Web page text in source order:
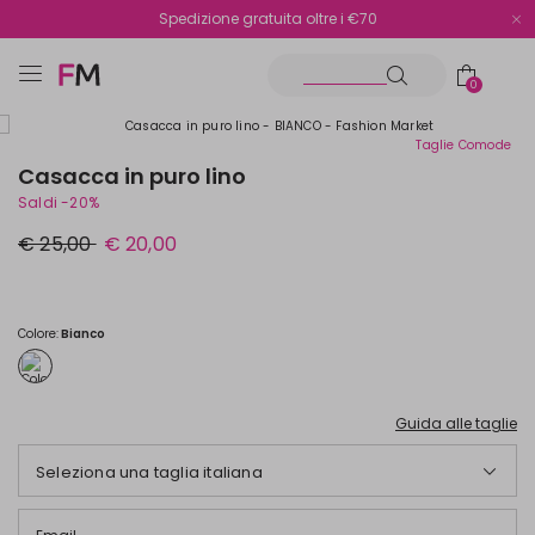
Reso facile e veloce
Spedizione gratuita oltre i €70
0
Taglie Comode
Casacca in puro lino
Saldi -20%
Prezzo
originale
€ 25,00 Nuovo
prezzo
€ 20,00
Colore:Bianco
Guida alle taglie
Seleziona una taglia italiana